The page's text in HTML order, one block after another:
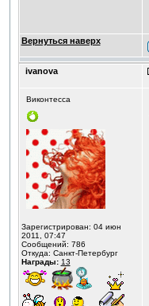
Вернуться наверх
ivanova
Виконтесса
Зарегистрирован: 04 июн
2011, 07:47
Сообщений: 786
Откуда: Санкт-Петербург
Награды: 13